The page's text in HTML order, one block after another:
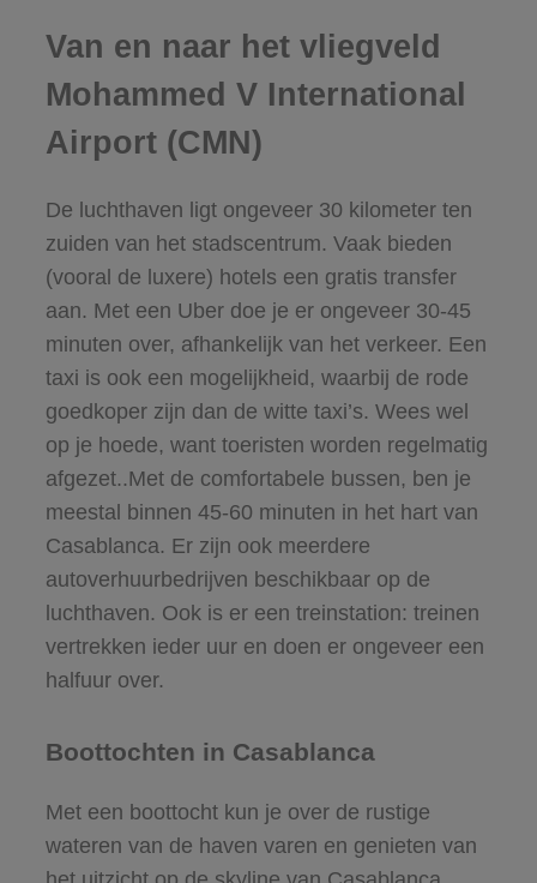
Van en naar het vliegveld
Mohammed V International
Airport (CMN)
De luchthaven ligt ongeveer 30 kilometer ten
zuiden van het stadscentrum. Vaak bieden
(vooral de luxere) hotels een gratis transfer
aan. Met een Uber doe je er ongeveer 30-45
minuten over, afhankelijk van het verkeer. Een
taxi is ook een mogelijkheid, waarbij de rode
goedkoper zijn dan de witte taxi’s. Wees wel
op je hoede, want toeristen worden regelmatig
afgezet..Met de comfortabele bussen, ben je
meestal binnen 45-60 minuten in het hart van
Casablanca. Er zijn ook meerdere
autoverhuurbedrijven beschikbaar op de
luchthaven. Ook is er een treinstation: treinen
vertrekken ieder uur en doen er ongeveer een
halfuur over.
Boottochten in Casablanca
Met een boottocht kun je over de rustige
wateren van de haven varen en genieten van